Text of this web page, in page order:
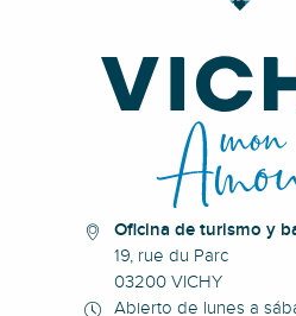
Oficina de turismo y
19, rue du Parc
03200 VICHY
Abierto de lunes a